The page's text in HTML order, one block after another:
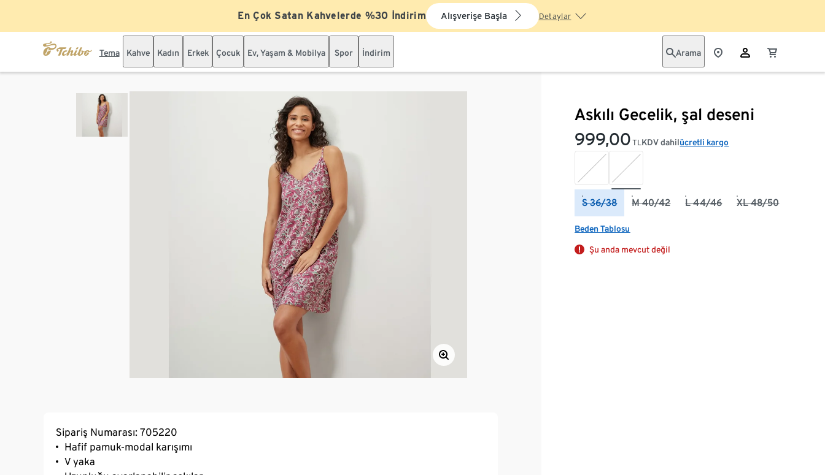
En Çok Satan Kahvelerde %30 İndirim Alışverişe Başla Detaylar
Tema Kahve Kadın Erkek Çocuk Ev, Yaşam & Mobilya Spor İndirim Arama
Askılı Gecelik, şal deseni
999,00 TLKDV dahilücretli kargo
S 36/38 M 40/42 L 44/46 XL 48/50
Beden Tablosu
Şu anda mevcut değil
Sipariş Numarası: 705220
Hafif pamuk-modal karışımı
V yaka